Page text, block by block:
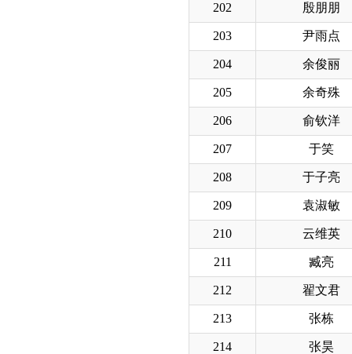
202 殷朋朋
203 尹雨点
204 余俊丽
205 余奇殊
206 俞钦洋
207 于笑
208 于子亮
209 袁淑敏
210 云维英
211 臧亮
212 翟文君
213 张栋
214 张昊